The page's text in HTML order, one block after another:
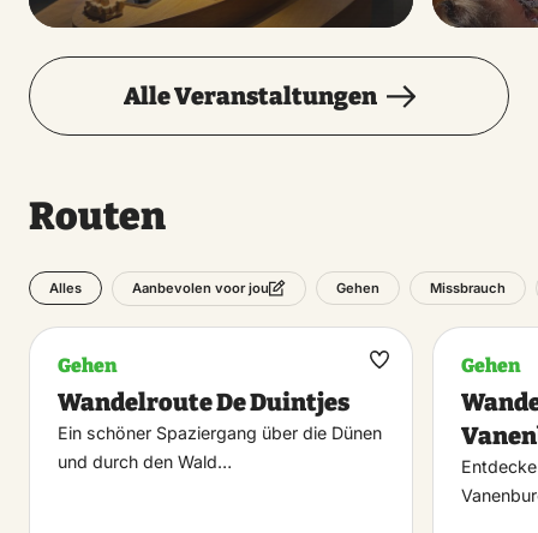
Alle Veranstaltungen
Routen
Alles Aanbevolen voor jou Gehen Missbrauch
Gehen
Wandelroute De Duintjes
Ein schöner Spaziergang über die Dünen
und durch den Wald…
Maak
Gehen